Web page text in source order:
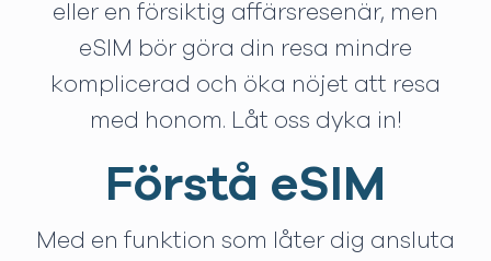
eller en försiktig affärsresenär, men
eSIM bör göra din resa mindre
komplicerad och öka nöjet att resa
med honom. Låt oss dyka in!
Förstå eSIM
Med en funktion som låter dig ansluta